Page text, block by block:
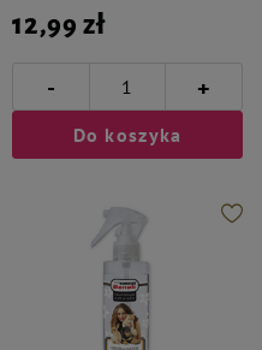
12,99 zł
- +
Do koszyka